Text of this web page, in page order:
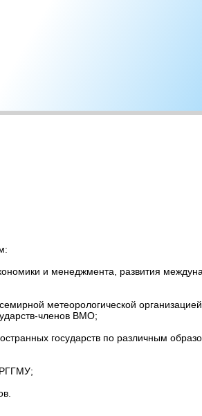
и менеджмента, развития
метеорологической
членов ВМО;
государств по различным
РГГМУ;